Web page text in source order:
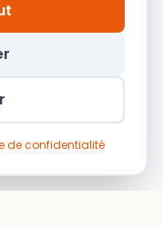
de confidentialité